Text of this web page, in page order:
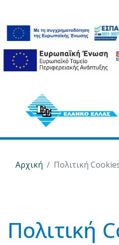
Αρχική Πολιτική
Πολιτική